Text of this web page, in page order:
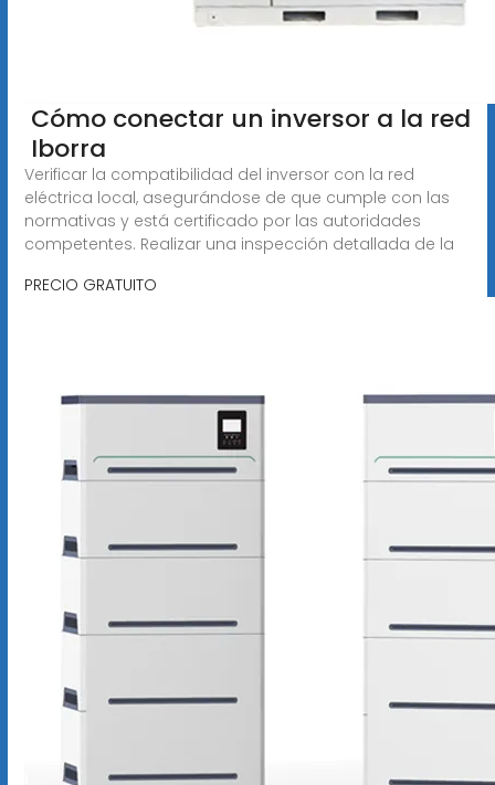
️ Cómo conectar un inversor a la red
️ Iborra
Verificar la compatibilidad del inversor con la red
eléctrica local, asegurándose de que cumple con las
normativas y está certificado por las autoridades
competentes. Realizar una inspección detallada de la
PRECIO GRATUITO